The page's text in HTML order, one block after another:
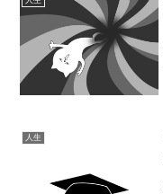
人生